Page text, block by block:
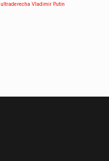
ultraderecha Vladimir Putin